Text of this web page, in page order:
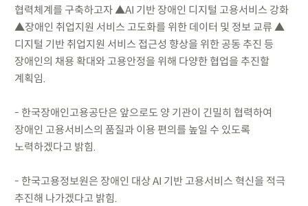
협력체계를 구축하고자 ▲AI 기반 장애인 디지털 고용서비스 강화
▲장애인 취업지원 서비스 고도화를 위한 데이터 및 정보 교류 ▲
디지털 기반 취업지원 서비스 접근성 향상을 위한 공동 추진 등
장애인의 채용 확대와 고용안정을 위해 다양한 협업을 추진할
계획임.
- 한국장애인고용공단은 앞으로도 양 기관이 긴밀히 협력하여
장애인 고용서비스의 품질과 이용 편의를 높일 수 있도록
노력하겠다고 밝힘.
- 한국고용정보원은 장애인 대상 AI 기반 고용서비스 혁신을 적극
추진해 나가겠다고 밝힘.